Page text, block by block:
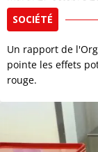
SOCIÉTÉ
Un rapport de
pointe les effets
rouge.